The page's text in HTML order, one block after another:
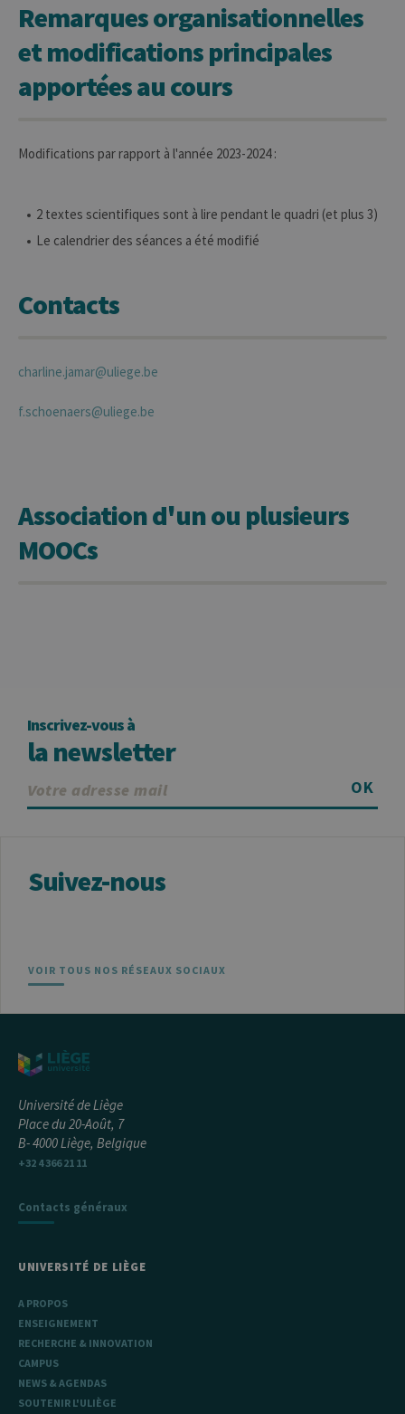
Remarques organisationnelles
et modifications principales
apportées au cours
Modifications par rapport à l'année 2023-2024 :
2 textes scientifiques sont à lire pendant le quadri (et plus 3)
Le calendrier des séances a été modifié
Contacts
charline.jamar@uliege.be
f.schoenaers@uliege.be
Association d'un ou plusieurs
MOOCs
Inscrivez-vous à
la newsletter
OK
Suivez-nous
VOIR TOUS NOS RÉSEAUX SOCIAUX
Université de Liège
Place du 20-Août, 7
B- 4000 Liège, Belgique
+32 4 366 21 11
Contacts généraux
UNIVERSITÉ DE LIÈGE
A PROPOS
ENSEIGNEMENT
RECHERCHE & INNOVATION
CAMPUS
NEWS & AGENDAS
SOUTENIR L'ULIÈGE
chiffres et de
lettres, ce qui
comme un
code de